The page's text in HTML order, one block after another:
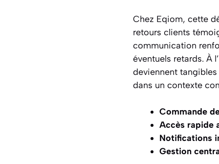
Chez Eqiom, cette
retours clients
communication
éventuels retards. À
deviennent
dans un contexte
Commande
Accès rapide
Notifications
Gestion